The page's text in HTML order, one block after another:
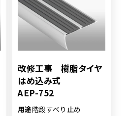
改修工事 樹脂タイヤ
はめ込み式
AEP-752
用途階段すべり止め